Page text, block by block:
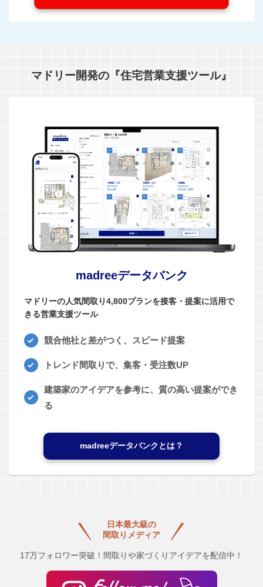
マドリー開発の『住宅営業支援ツール』
madreeデータバンク
マドリーの人気間取り4,800プランを接客・提案に活用で
きる営業支援ツール
競合他社と差がつく、スピード提案
トレンド間取りで、集客・受注数UP
建築家のアイデアを参考に、質の高い提案ができ
る
madreeデータバンクとは？
日本最大級の
間取りメディア
17万フォロワー突破！間取りや家づくりアイデアを配信中！